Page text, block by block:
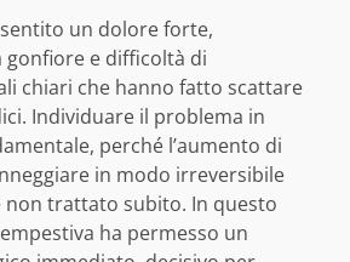
un dolore forte,
gonfiore e difficoltà di
chiari che hanno fatto scattare
Individuare il problema in
perché l’aumento di
in modo irreversibile
non trattato subito. In questo
ha permesso un